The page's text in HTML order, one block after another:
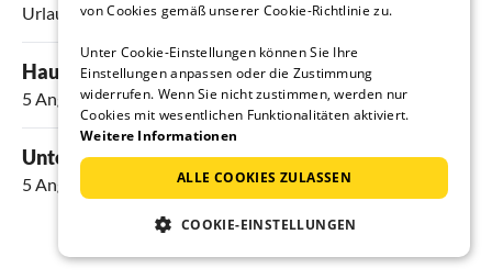
Urlaub mit Hund,Fernseher,WLAN,GartenundPool
Haustiere erlaubt
5 Angebote
Unterkünfte mit Pool
5 Angebote
von Cookies gemäß unserer Cookie-Richtlinie zu.
Unter Cookie-Einstellungen können Sie Ihre
Einstellungen anpassen oder die Zustimmung
widerrufen. Wenn Sie nicht zustimmen, werden nur
Cookies mit wesentlichen Funktionalitäten aktiviert.
Weitere Informationen
ALLE COOKIES ZULASSEN
COOKIE-EINSTELLUNGEN